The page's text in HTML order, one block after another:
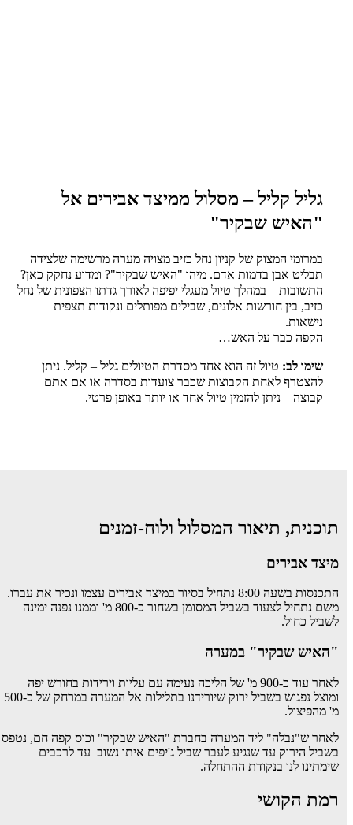
גליל קליל – מסלול ממיצד אבירים אל
"האיש שבקיר"
במרומי המצוק של קניון נחל כזיב מצויה מערה מרשימה שלצידה
תבליט אבן בדמות אדם. מיהו "האיש שבקיר"? ומדוע נחקק כאן?
התשובות – במהלך טיול מעגלי יפיפה לאורך גדתו הצפונית של נחל
כזיב, בין חורשות אלונים, שבילים מפותלים ונקודות תצפית
נישאות.
הקפה כבר על האש…
שימו לב:טיול זה הוא אחד מסדרת הטיולים גליל – קליל. ניתן
להצטרף לאחת הקבוצות שכבר צועדות בסדרה או אם אתם
קבוצה – ניתן להזמין טיול אחד או יותר באופן פרטי.
תוכנית, תיאור המסלול ולוח-זמנים
מיצד אבירים
התכנסות בשעה 8:00 נתחיל בסיור במיצד אבירים עצמו ונכיר את עברו.
משם נתחיל לצעוד בשביל המסומן בשחור כ-800 מ' וממנו נפנה ימינה
לשביל כחול.
"האיש שבקיר" במערה
לאחר עוד כ-900 מ' של הליכה נעימה עם עליות וירידות בחורש יפה
ומוצל נפגוש בשביל ירוק שיורידנו בתלילות אל המערה במרחק של כ-500
מ' מהפיצול.
לאחר ש"נבלה" ליד המערה בחברת "האיש שבקיר" וכוס קפה חם, נטפס
בשביל הירוק עד שנגיע לעבר שביל ג'יפים איתו נשוב עד לרכבים
שימתינו לנו בנקודת ההתחלה.
רמת הקושי